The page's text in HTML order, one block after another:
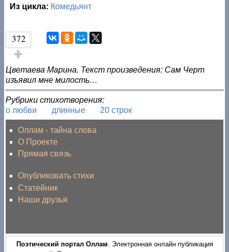
Из цикла: Комедьянт
372
Голос за!
Цветаева Марина. Текст произведения: Сам Черт
изъявил мне милость…
Рубрики стихотворения:
о любви
длинные 20 строк
Оллам - тайна слова
О Проекте
Прямая связь
Опубликовать стихи
Статейник
Наши друзья
Поэтический портал Оллам. Электронная онлайн публикация